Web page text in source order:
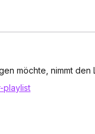
möchte, nimmt den
playlist